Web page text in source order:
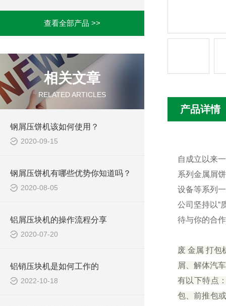
查看全部产品 >>
相关文章
RELATED ARTICLES
钢屑压饼机该如何使用？
2020-09-15
钢屑压饼机有哪些优势你知道吗？
2020-08-05
铝屑压块机的操作流程分享
2020-07-20
铝销压块机是如何工作的
2022-10-18
产品详情
自成立以来
系列金属屑
设备等系列
公司坚持以“
待与你的合
废 金属 打包
屑、解体汽
有以下特点
包、前推包